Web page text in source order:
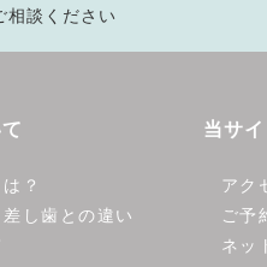
相談ください
？
し歯との違い
当サ
アク
ご予
ネッ